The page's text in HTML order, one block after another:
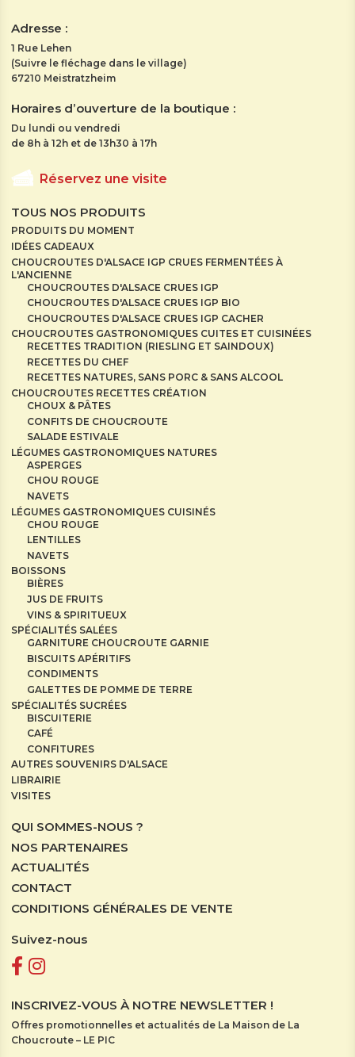
Adresse :
1 Rue Lehen
(Suivre le fléchage dans le village)
67210 Meistratzheim
Horaires d’ouverture de la boutique :
Du lundi ou vendredi
de 8h à 12h et de 13h30 à 17h
Réservez une visite
TOUS NOS PRODUITS
PRODUITS DU MOMENT
IDÉES CADEAUX
CHOUCROUTES D'ALSACE IGP CRUES FERMENTÉES À
L'ANCIENNE
CHOUCROUTES D'ALSACE CRUES IGP
CHOUCROUTES D'ALSACE CRUES IGP BIO
CHOUCROUTES D'ALSACE CRUES IGP CACHER
CHOUCROUTES GASTRONOMIQUES CUITES ET CUISINÉES
RECETTES TRADITION (RIESLING ET SAINDOUX)
RECETTES DU CHEF
RECETTES NATURES, SANS PORC & SANS ALCOOL
CHOUCROUTES RECETTES CRÉATION
CHOUX & PÂTES
CONFITS DE CHOUCROUTE
SALADE ESTIVALE
LÉGUMES GASTRONOMIQUES NATURES
ASPERGES
CHOU ROUGE
NAVETS
LÉGUMES GASTRONOMIQUES CUISINÉS
CHOU ROUGE
LENTILLES
NAVETS
BOISSONS
BIÈRES
JUS DE FRUITS
VINS & SPIRITUEUX
SPÉCIALITÉS SALÉES
GARNITURE CHOUCROUTE GARNIE
BISCUITS APÉRITIFS
CONDIMENTS
GALETTES DE POMME DE TERRE
SPÉCIALITÉS SUCRÉES
BISCUITERIE
CAFÉ
CONFITURES
AUTRES SOUVENIRS D'ALSACE
LIBRAIRIE
VISITES
QUI SOMMES-NOUS ?
NOS PARTENAIRES
ACTUALITÉS
CONTACT
CONDITIONS GÉNÉRALES DE VENTE
Suivez-nous
INSCRIVEZ-VOUS À NOTRE NEWSLETTER !
Offres promotionnelles et actualités de La Maison de La
Choucroute – LE PIC